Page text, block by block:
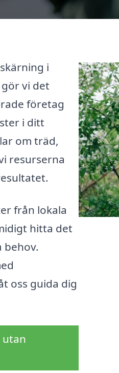
i
vi det
företag
i ditt
om träd,
resurserna
från lokala
hitta det
behov.
oss guida dig
utan